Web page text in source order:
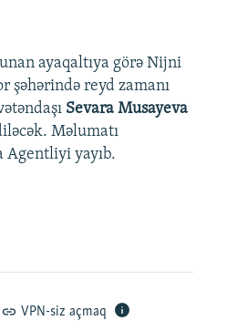
ayaqaltıya görə Nijni
şəhərində reyd zamanı
Sevara Musayeva
Məlumatı
Agentliyi yayıb.
VPN-siz açmaq